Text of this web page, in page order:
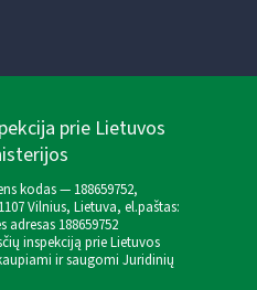
prie Lietuvos
kodas — 188659752,
Vilnius, Lietuva, el.paštas:
188659752
inspekciją prie Lietuvos
ir saugomi Juridinių